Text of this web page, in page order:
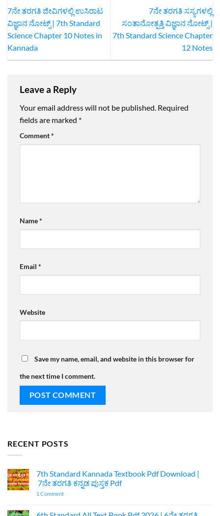
7ನೇ ತರಗತಿ ಜೀವಿಗಳಲ್ಲಿ ಉಸಿರಾಟ
ವಿಜ್ಞಾನ ನೋಟ್ಸ್‌ | 7th Standard
Science Chapter 10 Notes in
Kannada
7ನೇ ತರಗತಿ ಸಸ್ಯಗಳಲ್ಲಿ
ಸಂತಾನೋತ್ಪತ್ತಿ ವಿಜ್ಞಾನ ನೋಟ್ಸ್‌ |
7th Standard Science Chapter
12 Notes
Leave a Reply
Your email address will not be published. Required
fields are marked *
Comment*
Name*
Email *
Website
Save my name, email, and website in this browser for
the next time I comment.
RECENT POSTS
7th Standard Kannada Textbook Pdf Download |
7ನೇ ತರಗತಿ ಕನ್ನಡ ಪುಸ್ತಕ Pdf
1 Commenton
Kannada